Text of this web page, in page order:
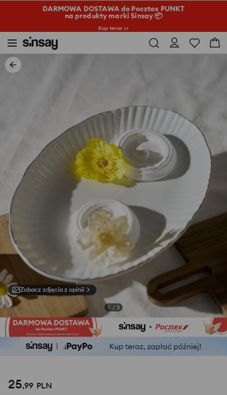
DARMOWA DOSTAWA do Pocztex PUNKT
na produkty marki Sinsay 📦
Kup teraz >>
Zobacz zdjęcia z opinii
1 / 3
25,99 PLN